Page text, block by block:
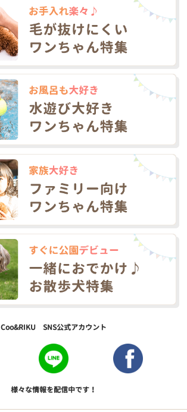
Coo&RIKU SNS公式アカウント
様々な情報を配信中です！